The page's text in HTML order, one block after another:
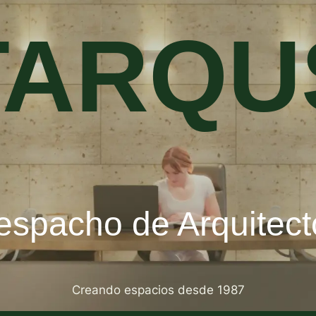
de
Creando espacios desde 1987